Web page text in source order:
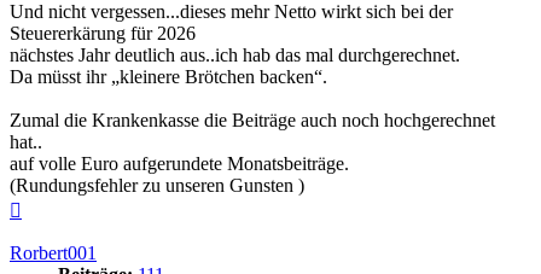
Und nicht vergessen...dieses mehr Netto wirkt sich bei der
Steuererkärung für 2026
nächstes Jahr deutlich aus..ich hab das mal durchgerechnet.
Da müsst ihr „kleinere Brötchen backen“.
Zumal die Krankenkasse die Beiträge auch noch hochgerechnet
hat..
auf volle Euro aufgerundete Monatsbeiträge.
(Rundungsfehler zu unseren Gunsten )
Rorbert001